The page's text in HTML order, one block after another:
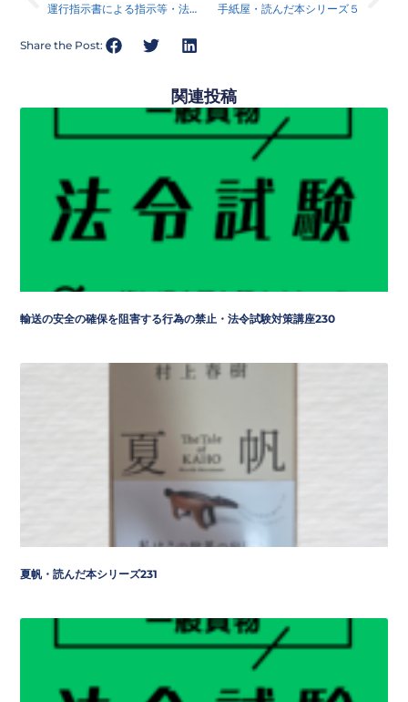
運行指示書による指示等・法令試験対策講座５
手紙屋・読んだ本シリーズ５
Share the Post:
関連投稿
輸送の安全の確保を阻害する行為の禁止・法令試験対策講座230
夏帆・読んだ本シリーズ231